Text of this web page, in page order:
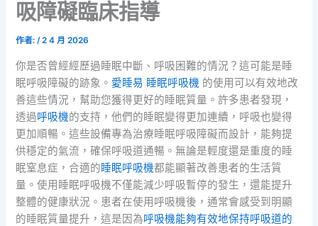
吸障礙臨床指導
作者:/2 4 月 2026
你是否曾經經歷過睡眠中斷、呼吸困難的情況？這可能是睡
眠呼吸障礙的跡象。 愛睡易 睡眠呼吸機 的使用可以有效地改
善這些情況，幫助您獲得更好的睡眠質量。許多患者發現，
透過呼吸機的支持，他們的睡眠變得更加連續，呼吸也變得
更加順暢。這些設備專為治療睡眠呼吸障礙而設計，能夠提
供穩定的氣流，確保呼吸道通暢。無論是輕度還是重度的睡
眠窒息症，合適的睡眠呼吸機都能顯著改善患者的生活質
量。使用睡眠呼吸機不僅能減少呼吸暫停的發生，還能提升
整體的健康狀況。患者在使用呼吸機後，通常會感受到明顯
的睡眠質量提升，這是因為呼吸機能夠有效地保持呼吸道的